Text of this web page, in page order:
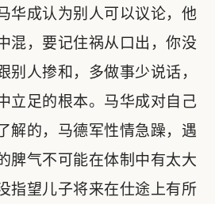
华成认为别人可以议论，他
混，要记住祸从口出，你没
别人掺和，多做事少说话，
立足的根本。马华成对自己
解的，马德军性情急躁，遇
脾气不可能在体制中有太大
指望儿子将来在仕途上有所